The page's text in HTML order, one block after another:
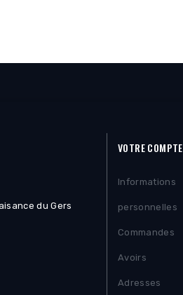
du Gers
VOTRE COMPTE
Informations
personnelles
Commandes
Avoirs
Adresses